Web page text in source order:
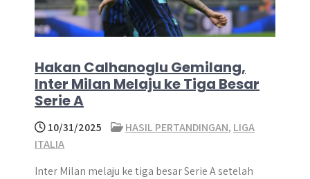
Hakan Calhanoglu Gemilang,
Inter Milan Melaju ke Tiga Besar
Serie A
10/31/2025 HASIL PERTANDINGAN, LIGA
ITALIA
Inter Milan melaju ke tiga besar Serie A setelah